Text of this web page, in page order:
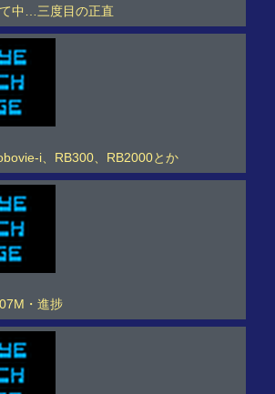
中…三度目の正直
i、RB300、RB2000とか
・進捗